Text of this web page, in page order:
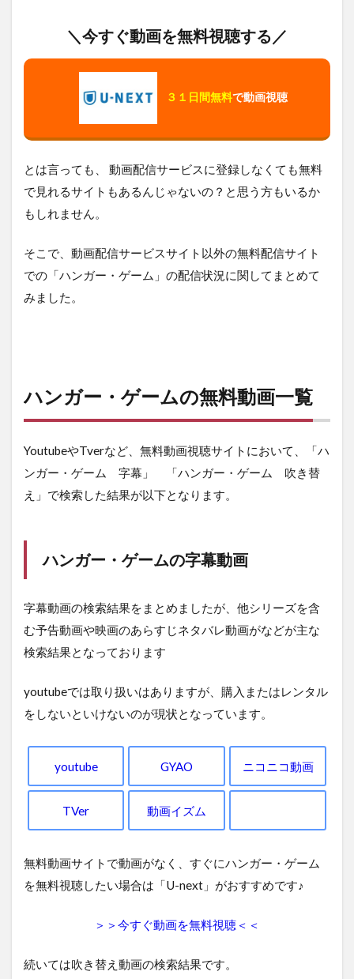
＼今すぐ動画を無料視聴する／
３１日間無料で動画視聴
とは言っても、 動画配信サービスに登録しなくても無料
で見れるサイトもあるんじゃないの？と思う方もいるか
もしれません。
そこで、動画配信サービスサイト以外の無料配信サイト
での「ハンガー・ゲーム」の配信状況に関してまとめて
みました。
ハンガー・ゲームの無料動画一覧
YoutubeやTverなど、無料動画視聴サイトにおいて、「ハ
ンガー・ゲーム 字幕」 「ハンガー・ゲーム 吹き替
え」で検索した結果が以下となります。
ハンガー・ゲームの字幕動画
字幕動画の検索結果をまとめましたが、他シリーズを含
む予告動画や映画のあらすじネタバレ動画がなどが主な
検索結果となっております
youtubeでは取り扱いはありますが、購入またはレンタル
をしないといけないのが現状となっています。
youtube GYAO ニコニコ動画
TVer 動画イズム
無料動画サイトで動画がなく、すぐにハンガー・ゲーム
を無料視聴したい場合は「U-next」がおすすめです♪
＞＞今すぐ動画を無料視聴＜＜
続いては吹き替え動画の検索結果です。